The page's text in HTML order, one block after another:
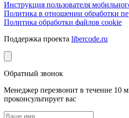
Инструкция пользователя
Политика в отношении обработки
Политика обработки файлов cookie
Поддержка проекта libercode.ru
Обратный звонок
Менеджер перезвонит в течение 10
проконсультирует вас